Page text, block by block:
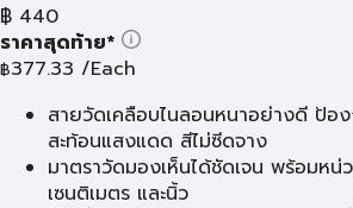
฿ 440
ราคาสุดท้าย*
฿377.33 /Each
สายวัดเคลือบไนลอนหนาอย่างดี ป้อ
สะท้อนแสงแดด สีไม่ซีดจาง
มาตราวัดมองเห็นได้ชัดเจน พร้อมหน่
เซนติเมตร และนิ้ว